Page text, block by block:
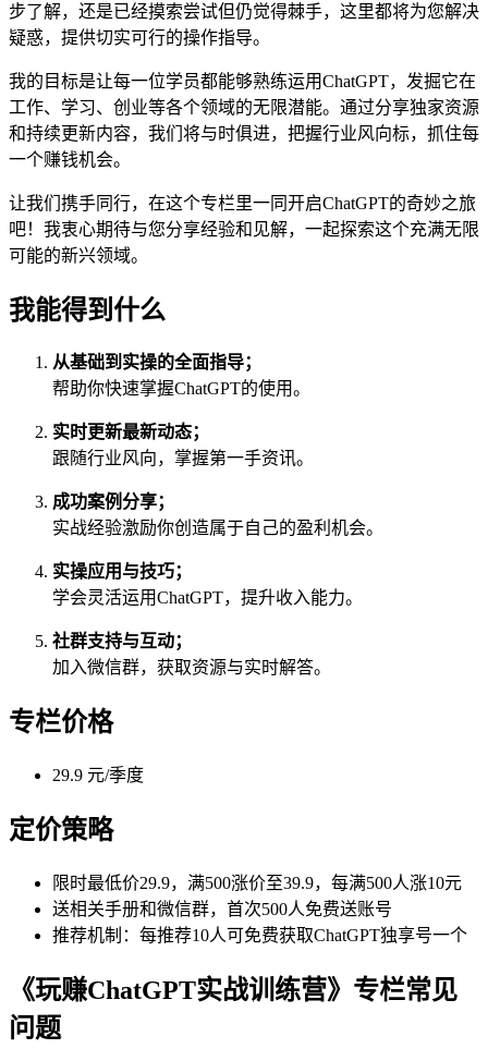
步了解，还是已经摸索尝试但仍觉得棘手，这里都将为您解决
疑惑，提供切实可行的操作指导。
我的目标是让每一位学员都能够熟练运用ChatGPT，发掘它在
工作、学习、创业等各个领域的无限潜能。通过分享独家资源
和持续更新内容，我们将与时俱进，把握行业风向标，抓住每
一个赚钱机会。
让我们携手同行，在这个专栏里一同开启ChatGPT的奇妙之旅
吧！我衷心期待与您分享经验和见解，一起探索这个充满无限
可能的新兴领域。
我能得到什么
从基础到实操的全面指导；
帮助你快速掌握ChatGPT的使用。
实时更新最新动态；
跟随行业风向，掌握第一手资讯。
成功案例分享；
实战经验激励你创造属于自己的盈利机会。
实操应用与技巧；
学会灵活运用ChatGPT，提升收入能力。
社群支持与互动；
加入微信群，获取资源与实时解答。
专栏价格
29.9 元/季度
定价策略
限时最低价29.9，满500涨价至39.9，每满500人涨10元
送相关手册和微信群，首次500人免费送账号
推荐机制：每推荐10人可免费获取ChatGPT独享号一个
《玩赚ChatGPT实战训练营》专栏常见
问题